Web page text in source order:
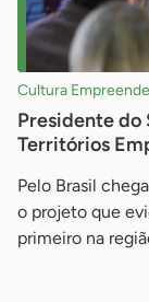
Cultura
Presidente do
Territórios
Pelo Brasil
o projeto que
primeiro na